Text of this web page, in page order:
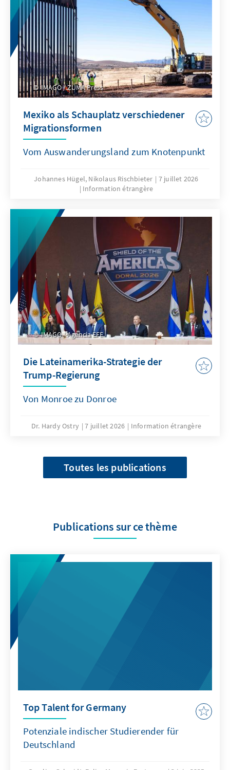
IMAGO / ZUMA Press
Mexiko als Schauplatz verschiedener
Migrationsformen
Vom Auswanderungsland zum Knotenpunkt
Johannes Hügel, Nikolaus Rischbieter
7 juillet 2026
Information étrangère
IMAGO / Agencia EFE
Die Lateinamerika-Strategie der
Trump-Regierung
Von Monroe zu Donroe
Dr. Hardy Ostry 7 juillet 2026 Information étrangère
Toutes les publications
Publications sur ce thème
Top Talent for Germany
Potenziale indischer Studierender für
Deutschland